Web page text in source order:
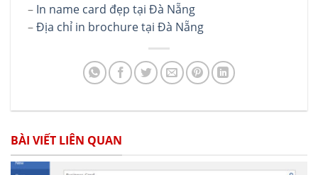
– In name card đẹp tại Đà Nẵng
–Địa chỉ in brochure tại Đà Nẵng
BÀI VIẾT LIÊN QUAN